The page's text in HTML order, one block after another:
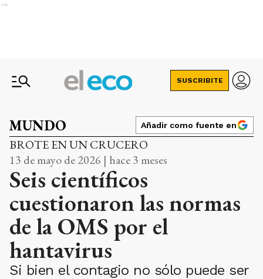
Ads
SUSCRIBITE
MUNDO Añadir como fuente en
BROTE EN UN CRUCERO
13 de mayo de 2026 | hace 3 meses
Seis científicos
cuestionaron las normas
de la OMS por el
hantavirus
Si bien el contagio no sólo puede ser